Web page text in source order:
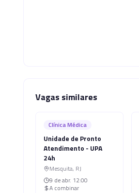
Vagas similares
Clínica Médica
Unidade de Pronto
Atendimento - UPA
24h
Mesquita, RJ
9 de abr. 12:00
A combinar